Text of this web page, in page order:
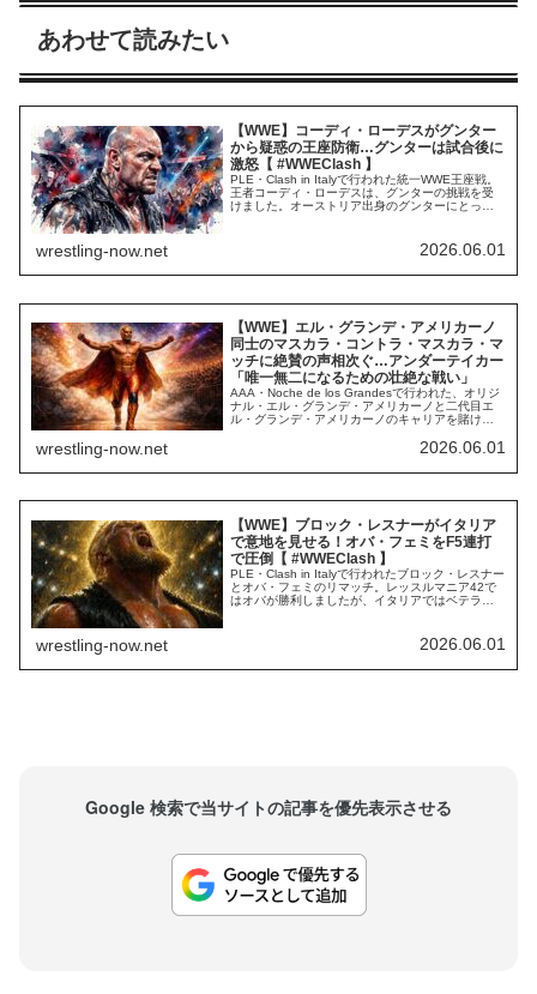
あわせて読みたい
【WWE】コーディ・ローデスがグンター
から疑惑の王座防衛…グンターは試合後に
激怒【 #WWEClash 】
PLE・Clash in Italyで行われた統一WWE王座戦。
王者コーディ・ローデスは、グンターの挑戦を受
けました。オーストリア出身のグンターにとっ
のタイトル獲得を予想する声も少なくありません
でしたが…。.@CodyRhodes just pulled out a P...
wrestling-now.net 2026.06.01
【WWE】エル・グランデ・アメリカーノ
同士のマスカラ・コントラ・マスカラ・マ
ッチに絶賛の声相次ぐ…アンダーテイカー
「唯一無二になるための壮絶な戦い」
AAA・Noche de los Grandesで行われた、オリジ
ナル・エル・グランデ・アメリカーノと二代目エ
ル・グランデ・アメリカーノのキャリアを賭けた
コの観客を熱狂させた戦いは二代目が勝利。レッ
ました。敗れた初代は自らの正体がチャド・ゲイ
wrestling-now.net 2026.06.01
【WWE】ブロック・レスナーがイタリア
で意地を見せる！オバ・フェミをF5連打
で圧倒【 #WWEClash 】
PLE・Clash in Italyで行われたブロック・レスナー
とオバ・フェミのリマッチ。レッスルマニア42で
はオバが勝利しましたが、イタリアではベテラン
ままでは終われない」と復帰。Clash in Italyでオバ
を倒すべく燃えていました。会場のボルテージは
wrestling-now.net 2026.06.01
Google 検索で当サイトの記事を優先表示させる